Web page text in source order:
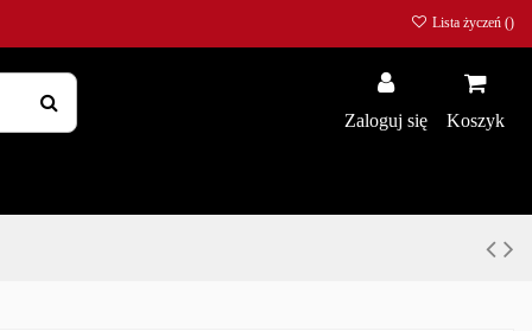
Lista życzeń ()
Zaloguj się Koszyk